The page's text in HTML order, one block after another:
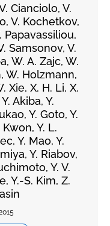
Cianciolo, V.
V. Kochetkov,
Papavassiliou,
Samsonov, V.
W. A. Zajc, W.
W. Holzmann,
Xie, X. H. Li, X.
Akiba, Y.
Y. Goto, Y.
Y. L.
Y. Mao, Y.
Y. Riabov,
Y. V.
Y.-S. Kim, Z.